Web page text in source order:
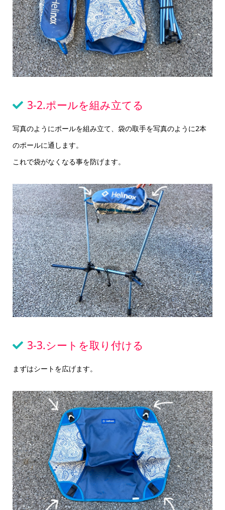
3-2.ポールを組み立てる
写真のようにポールを組み立て、袋の取手を写真のように2本
のポールに通します。
これで袋がなくなる事を防げます。
3-3.シートを取り付ける
まずはシートを広げます。